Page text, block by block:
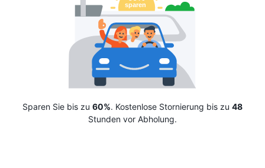
Sparen Sie bis zu 60%. Kostenlose Stornierung bis zu 48
Stunden vor Abholung.